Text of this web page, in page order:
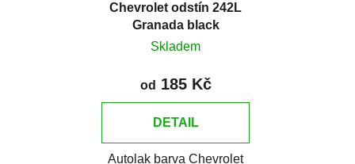
Chevrolet odstín 242L
Granada black
metalíza
Skladem
od 185 Kč
DETAIL
Autolak barva Chevrolet